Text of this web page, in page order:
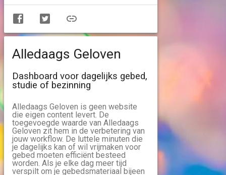
Alledaags Geloven
Dashboard voor dagelijks gebed,
studie of bezinning
Alledaags Geloven is geen website
die eigen content levert. De
toegevoegde waarde van Alledaags
Geloven zit hem in de verbetering van
jouw workflow. De luttele minuten die
je dagelijks kan of wil vrijmaken voor
gebed moeten efficiënt besteed
worden. Als je elke dag meer tijd
verspilt om je gebedsmateriaal bijeen